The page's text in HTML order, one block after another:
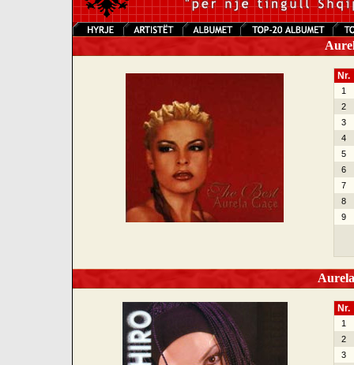
Nr.
1
2
3
4
5
6
7
8
9
Nr.
1
2
3